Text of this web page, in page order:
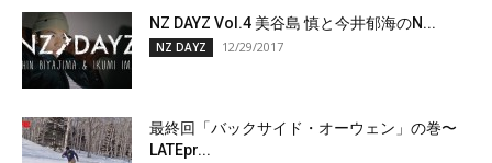
NZ DAYZ Vol.4 美谷島 慎と今井郁海のN...
NZ DAYZ 12/29/2017
最終回「バックサイド・オーウェン」の巻〜
LATEpr...